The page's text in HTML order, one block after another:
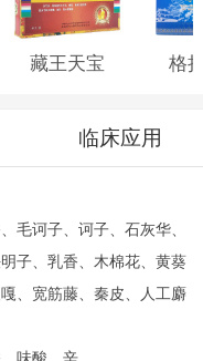
藏王天宝 格
临床应用
毛诃子、诃子、石灰华、
子、乳香、木棉花、黄葵
、宽筋藤、秦皮、人工麝
味酸、辛。